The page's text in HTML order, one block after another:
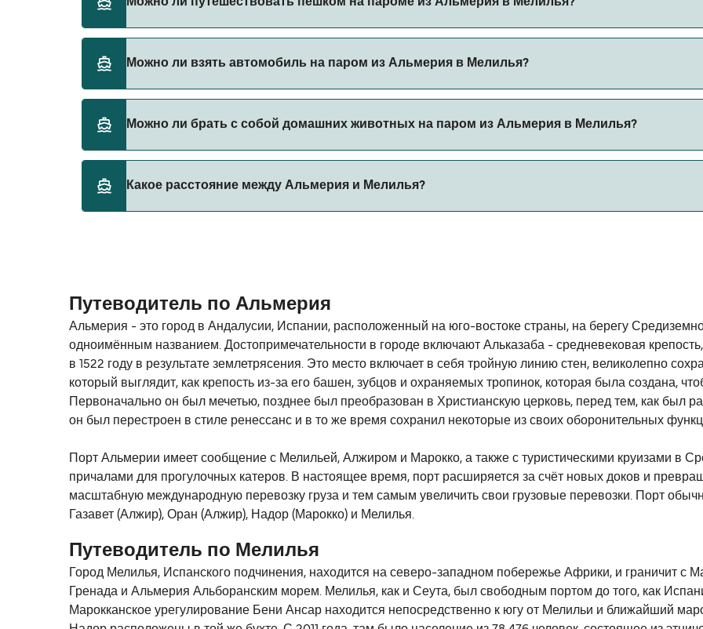
паромы.
Можно ли путешествовать пешком на пароме из Альмерия в Мелилья?
Можно ли взять автомобиль на паром из Альмерия в Мелилья?
Можно ли брать с собой домашних животных на паром из Альмерия в Мелилья?
правилами перевозки животных у операторов парома. В настоящее время вы можете брать животных
Какое расстояние между Альмерия и Мелилья?
Путеводитель по Альмерия
Альмерия - это город в Андалусии, Испании, расположенный на юго-востоке страны, на берегу
одноимённым названием. Достопримечательности в городе включают Альказаба - средневековая
в 1522 году в результате землетрясения. Это место включает в себя тройную линию стен, великолепно
который выглядит, как крепость из-за его башен, зубцов и охраняемых тропинок, которая была создана,
Первоначально он был мечетью, позднее был преобразован в Христианскую церковь, перед тем, как был
он был перестроен в стиле ренессанс и в то же время сохранил некоторые из своих оборонительных
Порт Альмерии имеет сообщение с Мелильей, Алжиром и Марокко, а также с туристическими круизами в
причалами для прогулочных катеров. В настоящее время, порт расширяется за счёт новых доков и
масштабную международную перевозку груза и тем самым увеличить свои грузовые перевозки. Порт
Газавет (Алжир), Оран (Алжир), Надор (Марокко) и Мелилья.
Путеводитель по Мелилья
Город Мелилья, Испанского подчинения, находится на северо-западном побережье Африки, и граничит с
Гренада и Альмерия Альборанским морем. Мелилья, как и Сеута, был свободным портом до того, как
Марокканское урегулирование Бени Ансар находится непосредственно к югу от Мелильи и ближайший